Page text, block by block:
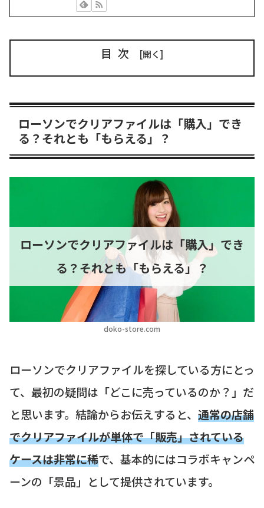
目次
ローソンでクリアファイルは「購入」でき
る？それとも「もらえる」？
doko-store.com
ローソンでクリアファイルは「購入」でき
る？それとも「もらえる」？
ローソンでクリアファイルを探している方にとっ
て、最初の疑問は「どこに売っているのか？」だ
と思います。結論からお伝えすると、 通常の店舗
でクリアファイルが単体で「販売」されている
ケースは非常に稀で、基本的にはコラボキャンペ
ーンの「景品」として提供されています。